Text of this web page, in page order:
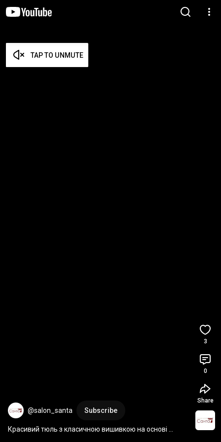
TAP TO UNMUTE
@salon_santa Subscribe
Красивий тюль з класичною вишивкою на основі
3
0
Share